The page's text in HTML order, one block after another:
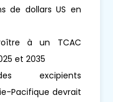
de dollars US en
à un TCAC
et 2035
excipients
Pacifique devrait